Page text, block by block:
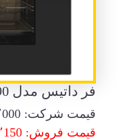
فر داتیس مدل DF-690
قیمت شرکت:
قیمت فروش: 41٬664٬150 تومان